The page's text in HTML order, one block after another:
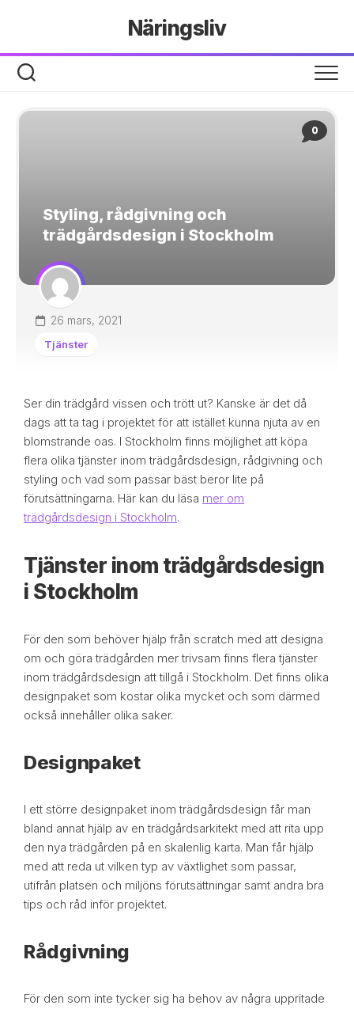
Näringsliv
0
Styling, rådgivning och
trädgårdsdesign i Stockholm
26 mars, 2021
Tjänster
Ser din trädgård vissen och trött ut? Kanske är det då
dags att ta tag i projektet för att istället kunna njuta av en
blomstrande oas. I Stockholm finns möjlighet att köpa
flera olika tjänster inom trädgårdsdesign, rådgivning och
styling och vad som passar bäst beror lite på
förutsättningarna. Här kan du läsa mer om
trädgårdsdesign i Stockholm.
Tjänster inom trädgårdsdesign
i Stockholm
För den som behöver hjälp från scratch med att designa
om och göra trädgården mer trivsam finns flera tjänster
inom trädgårdsdesign att tillgå i Stockholm. Det finns olika
designpaket som kostar olika mycket och som därmed
också innehåller olika saker.
Designpaket
I ett större designpaket inom trädgårdsdesign får man
bland annat hjälp av en trädgårdsarkitekt med att rita upp
den nya trädgården på en skalenlig karta. Man får hjälp
med att reda ut vilken typ av växtlighet som passar,
utifrån platsen och miljöns förutsättningar samt andra bra
tips och råd inför projektet.
Rådgivning
För den som inte tycker sig ha behov av några uppritade